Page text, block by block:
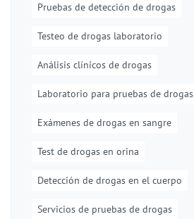
Pruebas de detección de drogas
Testeo de drogas laboratorio
Análisis clínicos de drogas
Laboratorio para pruebas de drogas
Exámenes de drogas en sangre
Test de drogas en orina
Detección de drogas en el cuerpo
Servicios de pruebas de drogas